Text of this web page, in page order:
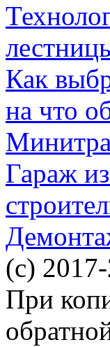
Как
на что
Гараж
(c)
При